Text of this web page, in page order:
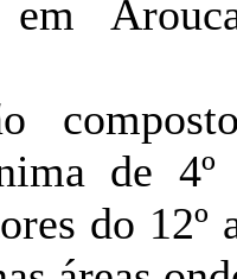
em
de 4º
do